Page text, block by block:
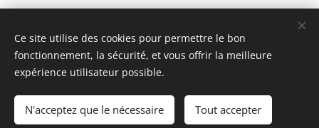
Non! Un petit
théâtre
d'irréductibles
actrices et
acteurs
résidences
d'artistes et le
soutien à la
création ou
public tout
artistique, autant
de passerelles
qui trouveront
Denainà
Share
Optimisé par Webnode
Ce site utilise des cookies pour permettre le bon
fonctionnement, la sécurité, et vous offrir la meilleure
expérience utilisateur possible.
N'acceptez que le nécessaire Tout accepter